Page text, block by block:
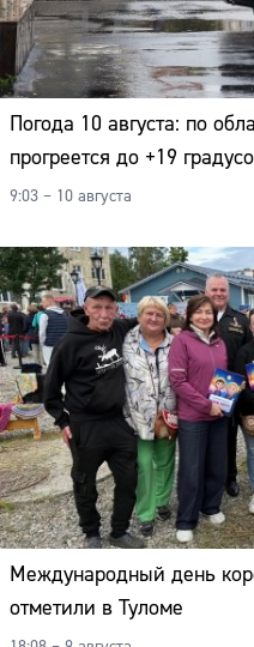
Погода 10 августа: по
прогреется до +19
9:03 – 10 августа
Международный день
отметили в Туломе